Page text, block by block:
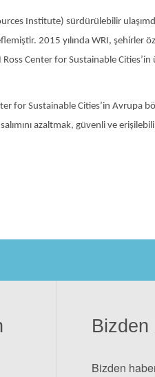
Institute) sürdürülebilir
2015 yılında WRI, şehirler
Center for Sustainable
for Sustainable Cities’in Avrupa
azaltmak, güvenli ve
Bizden
Bizden